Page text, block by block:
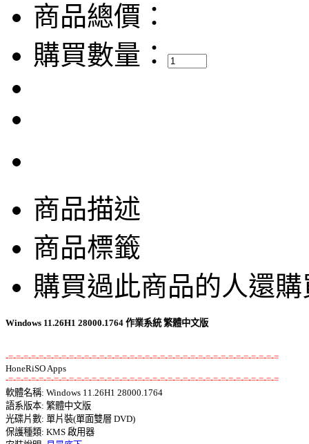
商品總價：
購買數量：
商品描述
商品標籤
購買過此商品的人還
Windows 11.26H1 28000.1764 作業系統 繁體中文版
-=-=-=-=-=-=-=-=-=-=-=-=-=-=-=-=-=-=-=-=-=-=-=-=-=-=-=-=-=-=-=-=-=-=-=-=
-=-=-=-=-=-=-=-=-=-=-=-=-=-=-=-=-=-=-=-=-=-=-=-=-=-=-=-=-=-=-=-=-=-=-=-=
軟體名稱: Windows 11.26H1 28000.1764
語系版本: 繁體中文版
光碟片數: 單片裝(單面雙層 DVD)
保護種類: KMS 啟用器